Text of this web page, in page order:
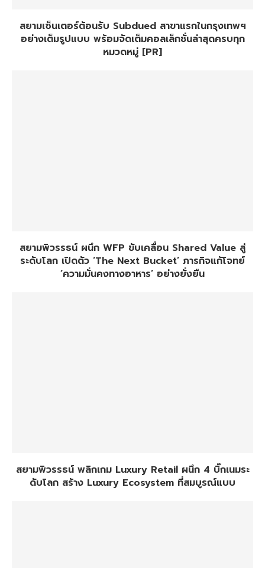
สยามเซ็นเตอร์ต้อนรับ Subdued สาขาแรกในกรุงเทพฯ
อย่างเต็มรูปแบบ พร้อมจัดเต็มคอลเล็กชั่นล่าสุดครบทุก
หมวดหมู่ [PR]
สยามพิวรรธน์ ผนึก WFP ขับเคลื่อน Shared Value สู่
ระดับโลก เปิดตัว ‘The Next Bucket’ ภารกิจแก้โจทย์
‘ความมั่นคงทางอาหาร’ อย่างยั่งยืน
สยามพิวรรธน์ พลิกเกม Luxury Retail ผนึก 4 บิ๊กเนมระ
ดับโลก สร้าง Luxury Ecosystem ที่สมบูรณ์แบบ